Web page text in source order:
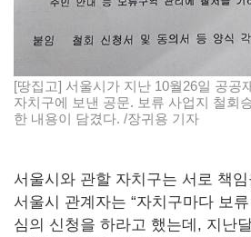
[땅집고] 서울시가 지난 10월26일 공공
자치구에 보낸 공문. 보류 사업지 철회
한 내용이 담겼다. /장귀용 기자
서울시와 관할 자치구는 서로 책
서울시 관계자는 “자치구마다 보
심의 신청을 하라고 했는데, 지난